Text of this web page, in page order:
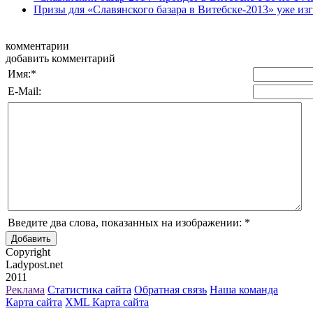
Призы для «Славянского базара в Витебске-2013» уже
комментарии
добавить комментарий
Имя:*
E-Mail:
Введите два слова, показанных на изображении: *
Copyright
Ladypost.net
2011
Реклама Статистика сайта Обратная связь Наша команда
Карта сайта XML Карта сайта